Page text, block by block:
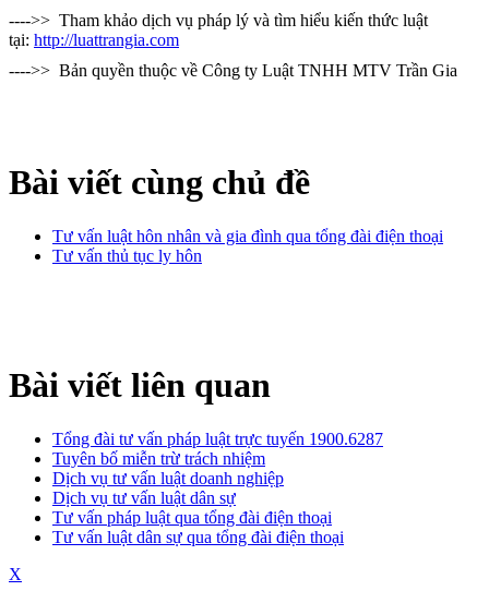
---->> Tham khảo dịch vụ pháp lý và tìm hiểu kiến thức luật
tại: http://luattrangia.com
---->> Bản quyền thuộc về Công ty Luật TNHH MTV Trần Gia
Bài viết cùng chủ đề
Tư vấn luật hôn nhân và gia đình qua tổng đài điện thoại
Tư vấn thủ tục ly hôn
Bài viết liên quan
Tổng đài tư vấn pháp luật trực tuyến 1900.6287
Tuyên bố miễn trừ trách nhiệm
Dịch vụ tư vấn luật doanh nghiệp
Dịch vụ tư vấn luật dân sự
Tư vấn pháp luật qua tổng đài điện thoại
Tư vấn luật dân sự qua tổng đài điện thoại
X